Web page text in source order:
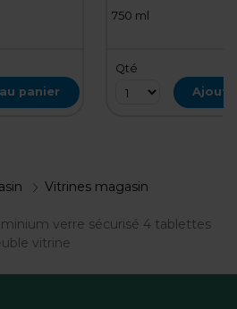
panier
750 ml
Qté
Vitrines magasin
verre sécurisé 4 tablettes
vitrine